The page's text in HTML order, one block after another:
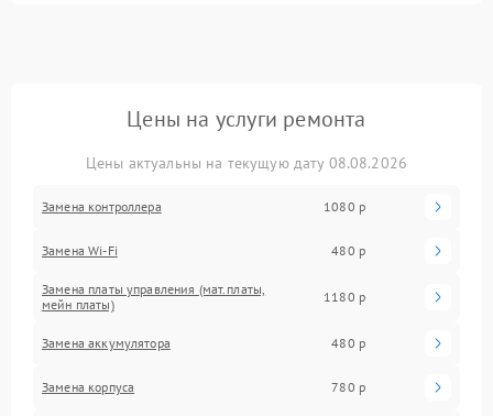
Цены на услуги ремонта
Цены актуальны на текущую дату 08.08.2026
Замена контроллера 1080 р
Замена Wi-Fi 480 р
Замена платы управления (мат.платы,
мейн платы)
1180 р
Замена аккумулятора 480 р
Замена корпуса 780 р